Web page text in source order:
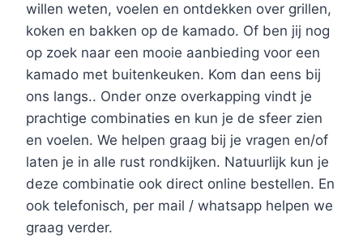
willen weten, voelen en ontdekken over grillen,
koken en bakken op de kamado. Of ben jij nog
op zoek naar een mooie aanbieding voor een
kamado met buitenkeuken. Kom dan eens bij
ons langs.. Onder onze overkapping vindt je
prachtige combinaties en kun je de sfeer zien
en voelen. We helpen graag bij je vragen en/of
laten je in alle rust rondkijken. Natuurlijk kun je
deze combinatie ook direct online bestellen. En
ook telefonisch, per mail / whatsapp helpen we
graag verder.